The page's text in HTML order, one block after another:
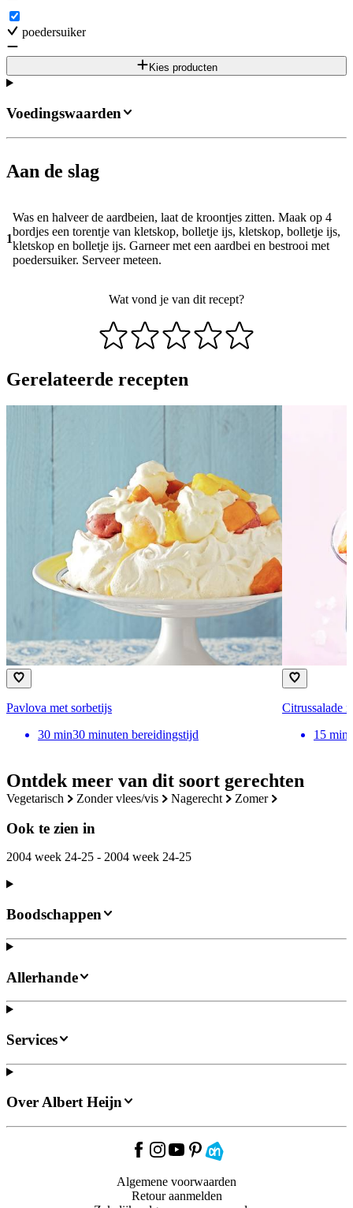
poedersuiker
Kies producten
Ontdek meer van dit soort gerechten
vegetarisch zonder vlees/vis nagerecht zomer
Ook te zien in
2004 week 24-25 - 2004 week 24-25
Aan de slag
1
Was en halveer de aardbeien, laat de kroontjes zitten. Maak op 4
bordjes een torentje van kletskop, bolletje ijs, kletskop, bolletje ijs,
kletskop en bolletje ijs. Garneer met een aardbei en bestrooi met
poedersuiker. Serveer meteen.
Wat vond je van dit recept?
Voedingswaarden
Gerelateerde recepten
Pavlova met sorbetijs
30 min30 minuten bereidingstijd
Citrussalade
15 min
Boodschappen
Allerhande
Services
Over Albert Heijn
Algemene voorwaarden
Retour aanmelden